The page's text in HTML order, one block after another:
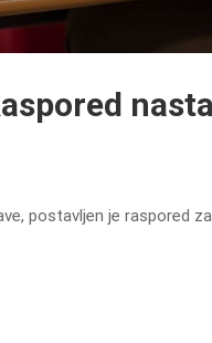
postavljen je raspored